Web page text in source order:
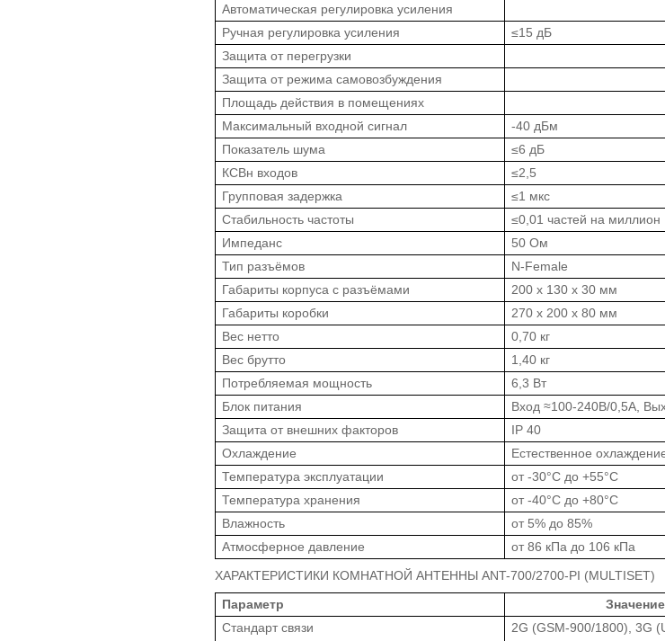
Автоматическая регулировка усиления
Ручная регулировка усиления
≤15 дБ
Защита от перегрузки
Защита от режима самовозбуждения
Площадь действия в помещениях
Максимальный входной сигнал
-40 дБм
Показатель шума
≤6 дБ
КСВн входов
≤2,5
Групповая задержка
≤1 мкс
Стабильность частоты
≤0,01 частей на миллион
Импеданс
50 Ом
Тип разъёмов
N-Female
Габариты корпуса с разъёмами
200 х 130 х 30 мм
Габариты коробки
270 х 200 х 80 мм
Вес нетто
0,70 кг
Вес брутто
1,40 кг
Потребляемая мощность
6,3 Вт
Блок питания
Вход ≈100-240В/0,5А,
Защита от внешних факторов
IP 40
Охлаждение
Естественное
Температура эксплуатации
от -30°C до +55°C
Температура хранения
от -40°C до +80°C
Влажность
от 5% до 85%
Атмосферное давление
от 86 кПа до 106 кПа
ХАРАКТЕРИСТИКИ КОМНАТНОЙ АНТЕННЫ ANT-700/2700-PI (MULTISET)
Параметр
Значение
Стандарт связи
2G (GSM-900/1800), 3G